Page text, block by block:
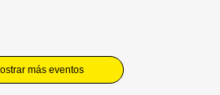
más eventos